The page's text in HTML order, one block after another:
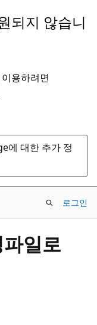
되지 않습니
용하려면
대한 추가 정
로그인
일로